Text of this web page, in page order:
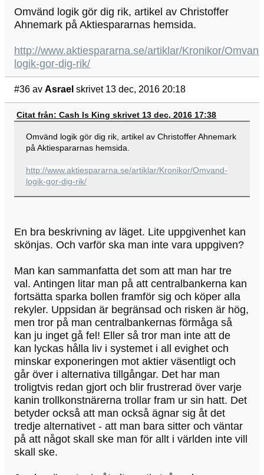
Omvänd logik gör dig rik, artikel av Christoffer
Ahnemark på Aktiespararnas hemsida.
http://www.aktiespararna.se/artiklar/Kronikor/
logik-gor-dig-rik/
#36 av Asrael skrivet 13 dec, 2016 20:18
Citat från: Cash Is King skrivet 13 dec, 2016 17:38
Omvänd logik gör dig rik, artikel av Christoffer Ahnemark
på Aktiespararnas hemsida.
http://www.aktiespararna.se/artiklar/Kronikor/Omvand-
logik-gor-dig-rik/
En bra beskrivning av läget. Lite uppgivenhet kan
skönjas. Och varför ska man inte vara uppgiven?
Man kan sammanfatta det som att man har tre
val. Antingen litar man på att centralbankerna kan
fortsätta sparka bollen framför sig och köper alla
rekyler. Uppsidan är begränsad och risken är hög,
men tror på man centralbankernas förmåga så
kan ju inget gå fel! Eller så tror man inte att de
kan lyckas hålla liv i systemet i all evighet och
minskar exponeringen mot aktier väsentligt och
går över i alternativa tillgångar. Det har man
troligtvis redan gjort och blir frustrerad över varje
kanin trollkonstnärerna trollar fram ur sin hatt. Det
betyder också att man också ägnar sig åt det
tredje alternativet - att man bara sitter och väntar
på att något skall ske man för allt i världen inte vill
skall ske.